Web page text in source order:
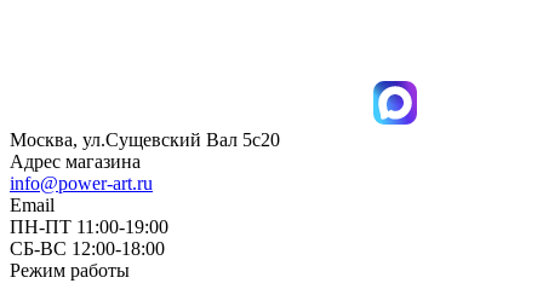
Москва, ул.Сущевский Вал 5с20
Адрес магазина
info@power-art.ru
Email
ПН-ПТ 11:00-19:00
СБ-ВС 12:00-18:00
Режим работы